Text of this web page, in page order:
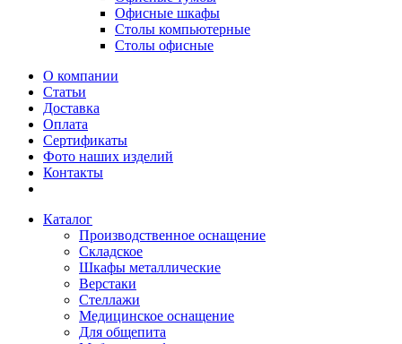
Офисные шкафы
Столы компьютерные
Столы офисные
О компании
Статьи
Доставка
Оплата
Сертификаты
Фото наших изделий
Контакты
Каталог
Производственное оснащение
Складское
Шкафы металлические
Верстаки
Стеллажи
Медицинское оснащение
Для общепита